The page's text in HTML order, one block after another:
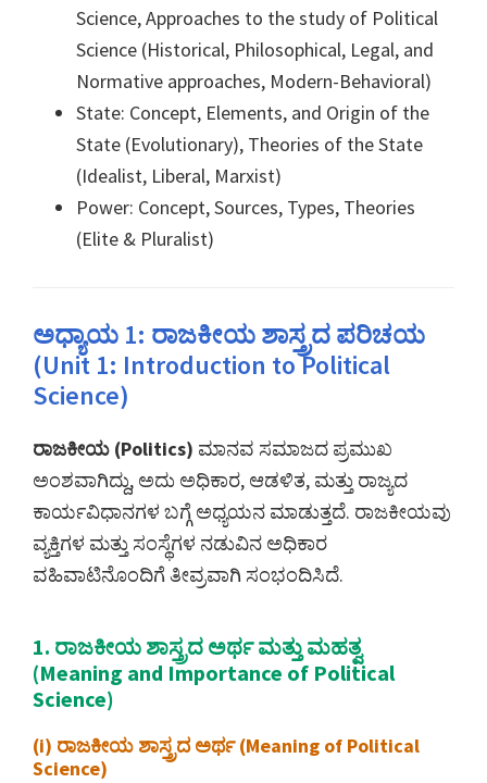
Science, Approaches to the study of Political
Science (Historical, Philosophical, Legal, and
Normative approaches, Modern-Behavioral)
State: Concept, Elements, and Origin of the
State (Evolutionary), Theories of the State
(Idealist, Liberal, Marxist)
Power: Concept, Sources, Types, Theories
(Elite & Pluralist)
ಅಧ್ಯಾಯ 1: ರಾಜಕೀಯ ಶಾಸ್ತ್ರದ ಪರಿಚಯ
(Unit 1: Introduction to Political
Science)
ರಾಜಕೀಯ (Politics) ಮಾನವ ಸಮಾಜದ ಪ್ರಮುಖ
ಅಂಶವಾಗಿದ್ದು, ಅದು ಅಧಿಕಾರ, ಆಡಳಿತ, ಮತ್ತು ರಾಜ್ಯದ
ಕಾರ್ಯವಿಧಾನಗಳ ಬಗ್ಗೆ ಅಧ್ಯಯನ ಮಾಡುತ್ತದೆ. ರಾಜಕೀಯವು
ವ್ಯಕ್ತಿಗಳ ಮತ್ತು ಸಂಸ್ಥೆಗಳ ನಡುವಿನ ಅಧಿಕಾರ
ವಹಿವಾಟಿನೊಂದಿಗೆ ತೀವ್ರವಾಗಿ ಸಂಭಂದಿಸಿದೆ.
1. ರಾಜಕೀಯ ಶಾಸ್ತ್ರದ ಅರ್ಥ ಮತ್ತು ಮಹತ್ವ
(Meaning and Importance of Political
Science)
(i) ರಾಜಕೀಯ ಶಾಸ್ತ್ರದ ಅರ್ಥ (Meaning of Political
Science)